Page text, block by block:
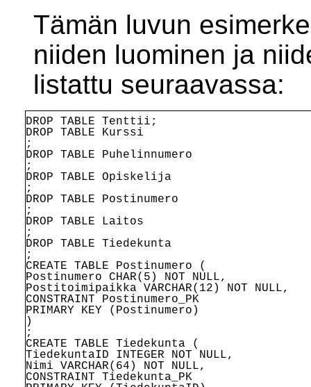
Tämän luvun
niiden luominen ja
listattu seuraavassa:
DROP TABLE Tenttii ;
DROP TABLE Kurssi
;
DROP TABLE Puhelinnumero
;
DROP TABLE Opiskelija
;
DROP TABLE Postinumero
;
DROP TABLE Laitos
;
DROP TABLE Tiedekunta
;
CREATE TABLE Postinumero (
Postinumero CHAR(5) NOT NULL,
Postitoimipaikka VARCHAR(12) NOT NULL,
CONSTRAINT Postinumero_PK
PRIMARY KEY (Postinumero)
)
;
CREATE TABLE Tiedekunta (
TiedekuntaID INTEGER NOT NULL,
Nimi VARCHAR(64) NOT NULL,
CONSTRAINT Tiedekunta_PK